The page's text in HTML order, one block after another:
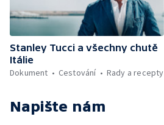
Stanley Tucci a všechny chutě
Itálie
Dokument
Cestování Rady a recepty
Napište nám